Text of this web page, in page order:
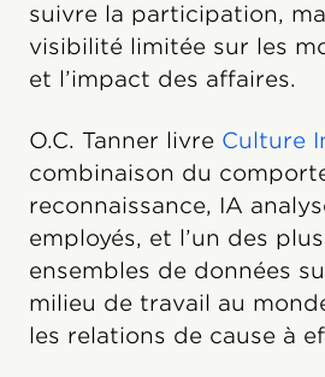
suivre la participation,
visibilité limitée sur les
et l’impact des affaires.
O.C. Tanner livre Culture
combinaison du
reconnaissance, IA
employés, et l’un des
ensembles de données
milieu de travail au
les relations de cause à